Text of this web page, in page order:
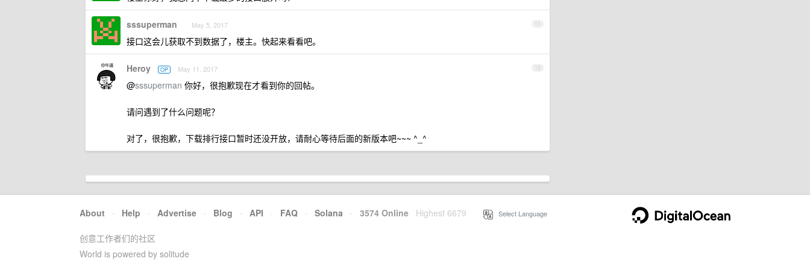
11
sssuperman May 5, 2017
接口这会儿获取不到数据了，楼主。快起来看看吧。
12
Heroy OP May 11, 2017
@sssuperman 你好，很抱歉现在才看到你的回帖。
请问遇到了什么问题呢？
对了，很抱歉，下载排行接口暂时还没开放，请耐心等待后面的新版本吧~~~ ^_^
About · Help · Advertise · Blog · API · FAQ · Solana · 3574 Online Highest 6679 Select Language
创意工作者们的社区
World is powered by solitude